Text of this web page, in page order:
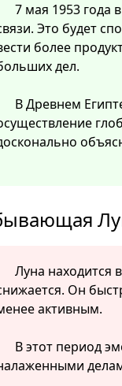
7 мая 1953 года
Это будет
более
дел.
В Древнем
Луна находится
Он
активным.
В этот период